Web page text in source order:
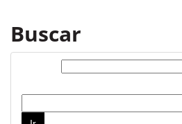
Buscar